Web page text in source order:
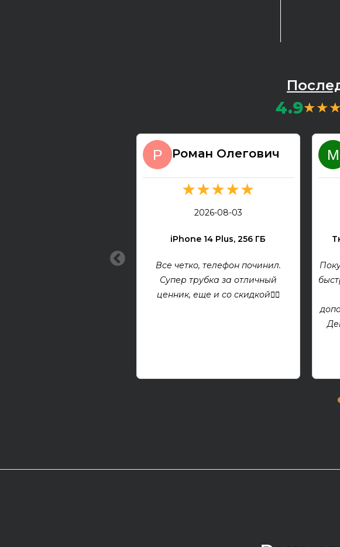
4.9
Роман Олегович
★★★★★
2026-08-03
iPhone 14 Plus, 256 ГБ
Все четко, телефон починил.
Супер трубка за отличный
ценник, еще и со скидкой👍🏻